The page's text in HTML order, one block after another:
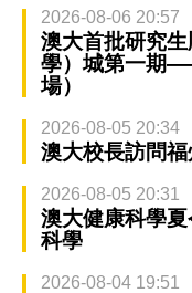
2026-08-06 20:57
澳大首批研究
學）城第一期
場）
2026-08-05 20:34
澳大校長訪問
2026-08-05 20:31
澳大健康科學
科學
2026-08-04 19:51